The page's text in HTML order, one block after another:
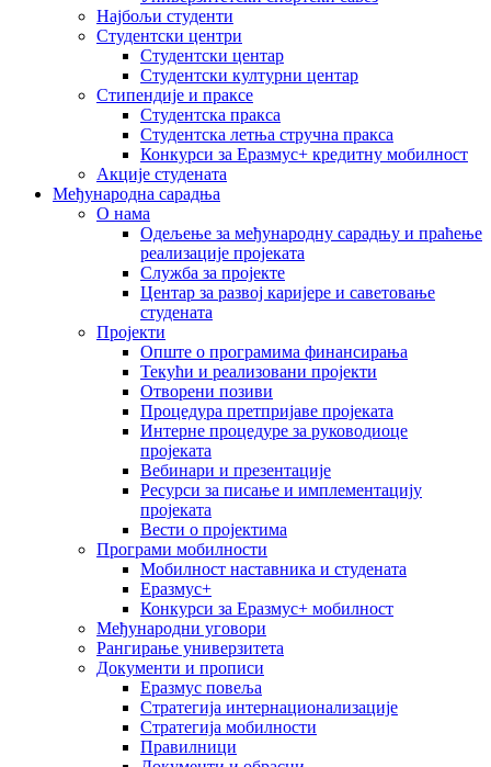
Најбољи студенти
Студентски центри
Студентски центар
Студентски културни центар
Стипендије и праксе
Студентска пракса
Студентска летња стручна пракса
Конкурси за Еразмус+ кредитну мобилност
Акције студената
Међународна сарадња
О нама
Одељење за међународну сарадњу и праћење
реализације пројеката
Служба за пројекте
Центар за развој каријере и саветовање
студената
Пројекти
Опште о програмима финансирања
Текући и реализовани пројекти
Отворени позиви
Процедура претпријаве пројеката
Интерне процедуре за руководиоце
пројеката
Вебинари и презентације
Ресурси за писање и имплементацију
пројеката
Вести о пројектима
Програми мобилности
Мобилност наставника и студената
Еразмус+
Конкурси за Еразмус+ мобилност
Међународни уговори
Рангирање универзитета
Документи и прописи
Еразмус повеља
Стратегија интернационализације
Стратегија мобилности
Правилници